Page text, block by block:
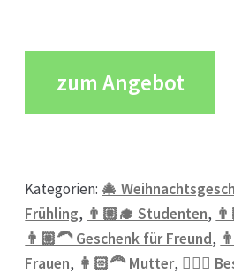
zum Angebot
Kategorien: 🎄
Frühling, 👨🏼‍🎓 Studenten,
👨🏼‍🦱 Geschenk für Freund,
Frauen, 👩🏻‍🦰 Mutter, 👱🏻‍♀️